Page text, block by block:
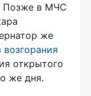
Позже в МЧС
же
возгорания
открытого
же дня.